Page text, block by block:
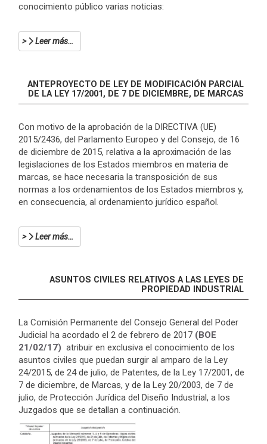
conocimiento público varias noticias:
Leer más…
ANTEPROYECTO DE LEY DE MODIFICACIÓN PARCIAL
DE LA LEY 17/2001, DE 7 DE DICIEMBRE, DE MARCAS
Con motivo de la aprobación de la DIRECTIVA (UE)
2015/2436, del Parlamento Europeo y del Consejo, de 16
de diciembre de 2015, relativa a la aproximación de las
legislaciones de los Estados miembros en materia de
marcas, se hace necesaria la transposición de sus
normas a los ordenamientos de los Estados miembros y,
en consecuencia, al ordenamiento jurídico español.
Leer más…
ASUNTOS CIVILES RELATIVOS A LAS LEYES DE
PROPIEDAD INDUSTRIAL
La Comisión Permanente del Consejo General del Poder
Judicial ha acordado el 2 de febrero de 2017 (BOE
21/02/17) atribuir en exclusiva el conocimiento de los
asuntos civiles que puedan surgir al amparo de la Ley
24/2015, de 24 de julio, de Patentes, de la Ley 17/2001, de
7 de diciembre, de Marcas, y de la Ley 20/2003, de 7 de
julio, de Protección Jurídica del Diseño Industrial, a los
Juzgados que se detallan a continuación.